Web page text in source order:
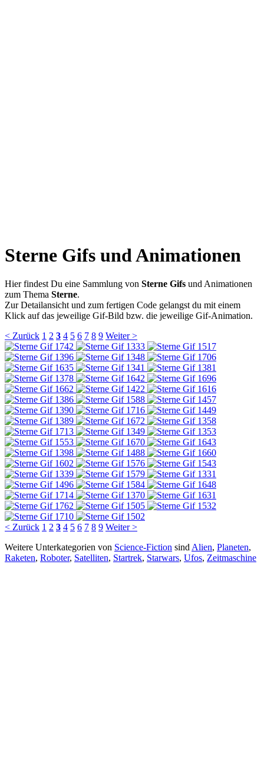
Sterne Gifs und Animationen
Hier findest Du eine Sammlung von Sterne Gifs und Animationen
zum Thema Sterne.
Zur Detailansicht und zum fertigen Code gelangst du mit einem
Klick auf das jeweilige Gif-Bild bzw. die jeweilige Gif-Animation.
< Zurück 1 2 3 4 5 6 7 8 9 Weiter >
< Zurück 1 2 3 4 5 6 7 8 9 Weiter >
Weitere Unterkategorien von Science-Fiction sind Alien, Planeten,
Raketen, Roboter, Satelliten, Startrek, Starwars, Ufos, Zeitmaschine